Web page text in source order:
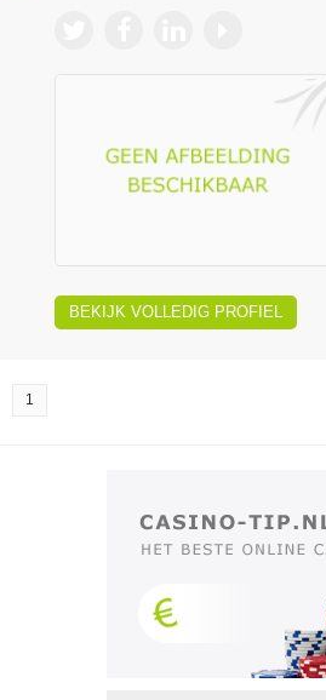
BEKIJK VOLLEDIG PROFIEL
1